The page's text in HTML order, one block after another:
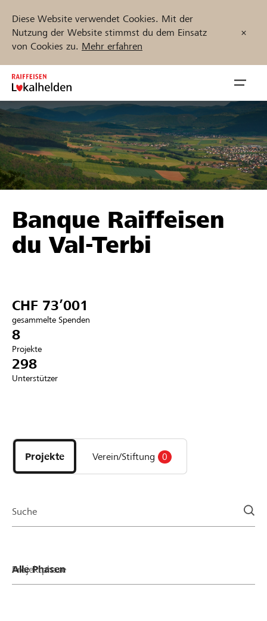
Diese Website verwendet Cookies. Mit der
Nutzung der Website stimmst du dem Einsatz
von Cookies zu. Mehr erfahren
Zum
Inhalt
springen
öffnen
Unterstützen
Hilfe & Support
Anmelden
Projekte und Organisationen finden
Jetzt starten
DE FR IT
Banque Raiffeisen
du Val-Terbi
CHF 73’001
gesammelte Spenden
8
Projekte
298
Unterstützer
Projekte
und
Organisationen
Projekte Verein/Stiftung 0
Suche
Projektphase